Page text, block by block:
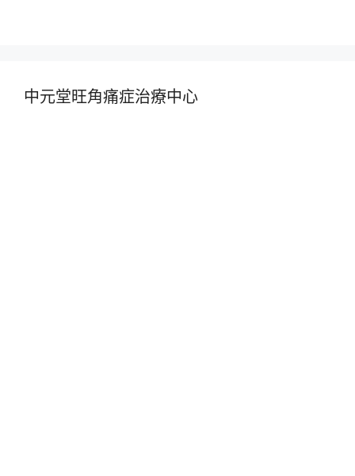
中元堂旺角痛症治療中心